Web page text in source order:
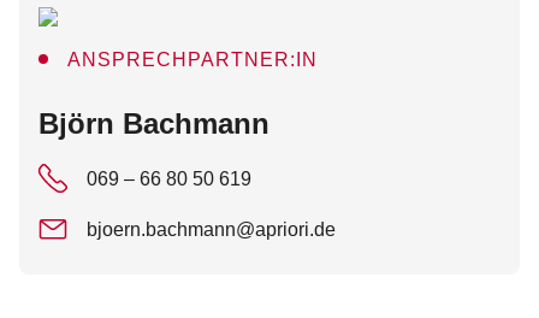
ANSPRECHPARTNER:IN
:
Björn Bachmann
069 – 66 80 50 619
bjoern.bachmann@apriori.de